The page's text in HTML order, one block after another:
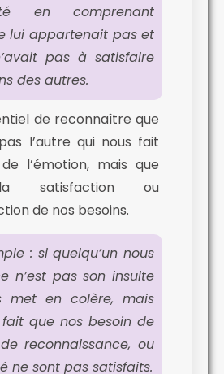
en comprenant
lui appartenait pas et
pas à satisfaire
des autres.
de reconnaître que
l’autre qui nous fait
l’émotion, mais que
satisfaction ou
de nos besoins.
: si quelqu’un nous
n’est pas son insulte
met en colère, mais
que nos besoin de
reconnaissance, ou
ne sont pas satisfaits.